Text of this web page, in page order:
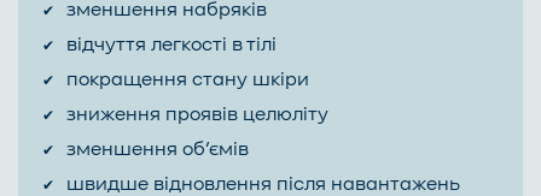
зменшення набряків
відчуття легкості в тілі
покращення стану шкіри
зниження проявів целюліту
зменшення об’ємів
швидше відновлення після навантажень